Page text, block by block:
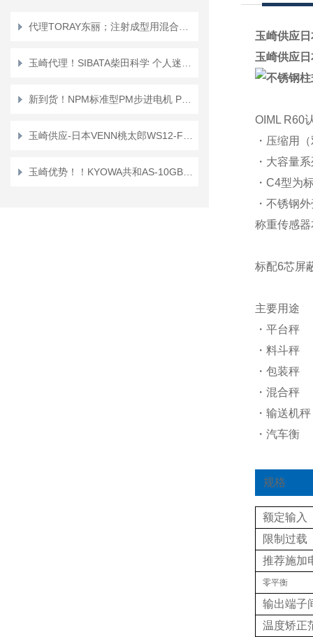
玉崎供应
玉崎供应
OIML R60
・压缩用
・大容量
・C4型为
・不锈钢
称重传感
标配6芯屏
主要用途
・平台秤
・料斗秤
・包装秤
・混合秤
・输送机秤
・汽车衡
规格
额定输入
限制过载
推荐施加
零平衡
输出端子
温度矫正